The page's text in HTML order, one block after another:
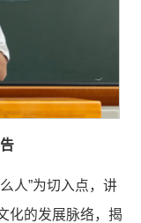
人”为切入点，讲
化的发展脉络，揭